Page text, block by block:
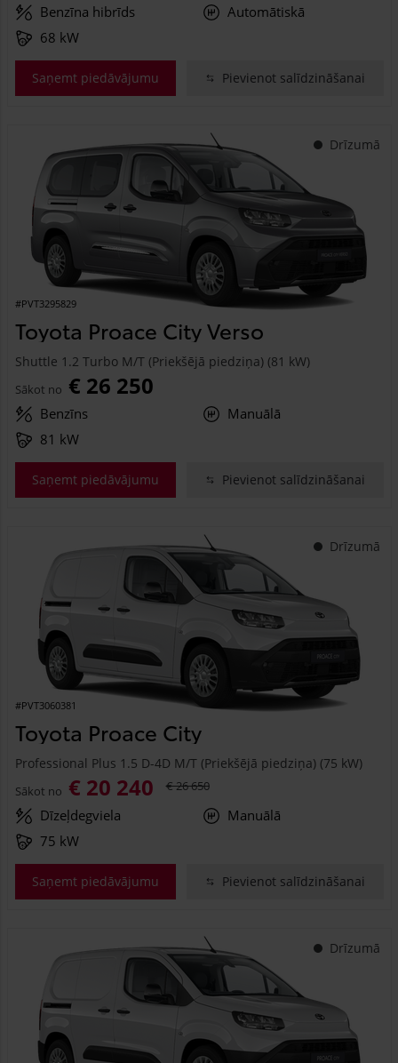
Benzīna hibrīds
Automātiskā
68 kW
Saņemt piedāvājumu Pievienot salīdzināšanai
Drīzumā
#PVT3295829
Toyota Proace City Verso
Shuttle 1.2 Turbo M/T (Priekšējā piedziņa) (81 kW)
Sākot no € 26 250
Benzīns
Manuālā
81 kW
Saņemt piedāvājumu Pievienot salīdzināšanai
Drīzumā
#PVT3060381
Toyota Proace City
Professional Plus 1.5 D-4D M/T (Priekšējā piedziņa) (75 kW)
Sākot no € 20 240 € 26 650
Dīzeļdegviela
Manuālā
75 kW
Saņemt piedāvājumu Pievienot salīdzināšanai
Drīzumā